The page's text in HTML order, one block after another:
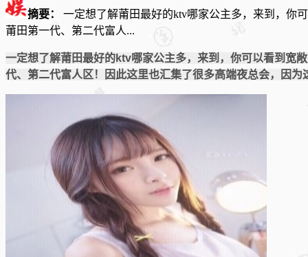
摘要：
一定想了解莆田最好的ktv哪家公主多，来到，你
莆田第一代、第二代富人...
一定想了解莆田最好的ktv哪家公主多，来到，你可以看到宽
代、第二代富人区！因此这里也汇集了很多高端夜总会，因